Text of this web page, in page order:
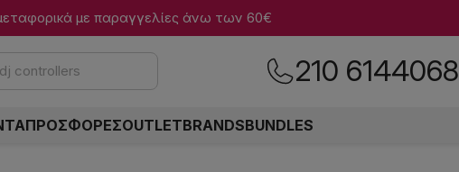
με παραγγελίες άνω των 60€
210 6144068
ΠΡΟΣΦΟΡΕΣOUTLETBRANDSBUNDLES